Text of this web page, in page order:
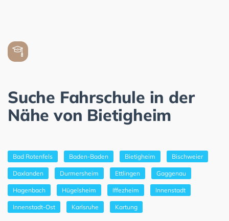
Suche Fahrschule in der
Nähe von Bietigheim
Bad Rotenfels Baden-Baden Bietigheim Bischweier
Daxlanden Durmersheim Ettlingen Gaggenau
Hagenbach Hügelsheim Iffezheim Innenstadt
Innenstadt-Ost Karlsruhe Kartung